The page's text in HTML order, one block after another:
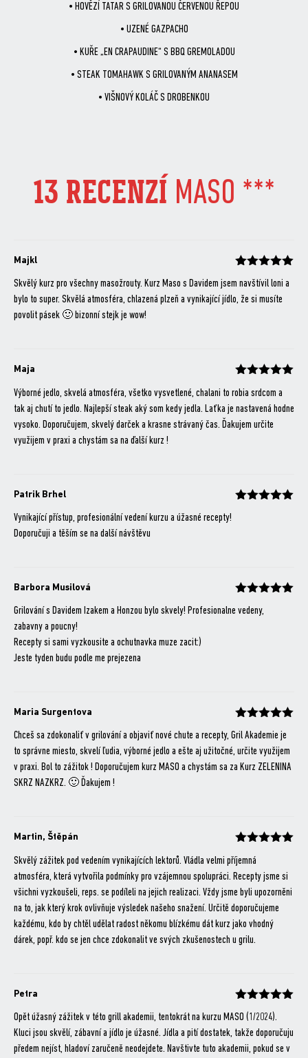
• HOVĚZÍ TATAR S GRILOVANOU ČERVENOU ŘEPOU
• UZENÉ GAZPACHO
• KUŘE „EN CRAPAUDINE“ S BBQ GREMOLADOU
• STEAK TOMAHAWK S GRILOVANÝM ANANASEM
• VIŠNOVÝ KOLÁČ S DROBENKOU
13 RECENZÍ MASO ***
Majkl
Skvělý kurz pro všechny masožrouty. Kurz Maso s Davidem jsem navštívil loni a
bylo to super. Skvělá atmosféra, chlazená plzeň a vynikající jídlo, že si musíte
povolit pásek 🙂 bizonní stejk je wow!
Maja
Výborné jedlo, skvelá atmosféra, všetko vysvetlené, chalani to robia srdcom a
tak aj chutí to jedlo. Najlepší steak aký som kedy jedla. Laťka je nastavená hodne
vysoko. Doporučujem, skvelý darček a krasne strávaný čas. Ďakujem určite
využijem v praxi a chystám sa na ďalší kurz !
Patrik Brhel
Vynikající přístup, profesionální vedení kurzu a úžasné recepty!
Doporučuji a těším se na další návštěvu
Barbora Musilová
Grilování s Davidem Izakem a Honzou bylo skvely! Profesionalne vedeny,
zabavny a poucny!
Recepty si sami vyzkousite a ochutnavka muze zacit:)
Jeste tyden budu podle me prejezena
Maria Surgentova
Chceš sa zdokonaliť v grilování a objaviť nové chute a recepty, Gril Akademie je
to správne miesto, skvelí ľudia, výborné jedlo a ešte aj užitočné, určite využijem
v praxi. Bol to zážitok ! Doporučujem kurz MASO a chystám sa za Kurz ZELENINA
SKRZ NAZKRZ. 🙂 Ďakujem !
Martin, Štěpán
Skvělý zážitek pod vedením vynikajících lektorů. Vládla velmi příjemná
atmosféra, která vytvořila podmínky pro vzájemnou spolupráci. Recepty jsme si
všichni vyzkoušeli, reps. se podíleli na jejich realizaci. Vždy jsme byli upozorněni
na to, jak který krok ovlivňuje výsledek našeho snažení. Určitě doporučujeme
každému, kdo by chtěl udělat radost někomu blízkému dát kurz jako vhodný
dárek, popř. kdo se jen chce zdokonalit ve svých zkušenostech u grilu.
Hodnoceníz 5
Petra
Opět úžasný zážitek v této grill akademii, tentokrát na kurzu MASO (1/2024).
Kluci jsou skvělí, zábavní a jídlo je úžasné. Jídla a pití dostatek, takže doporučuju
předem nejíst, hladoví zaručeně neodejdete. Navštivte tuto akademii, pokud se v